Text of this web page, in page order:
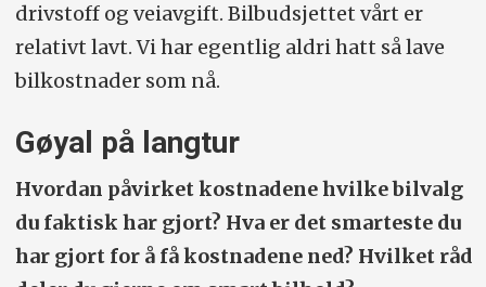
drivstoff og veiavgift. Bilbudsjettet vårt er
relativt lavt. Vi har egentlig aldri hatt så lave
bilkostnader som nå.
Gøyal på langtur
Hvordan påvirket kostnadene hvilke bilvalg
du faktisk har gjort? Hva er det smarteste du
har gjort for å få kostnadene ned? Hvilket råd